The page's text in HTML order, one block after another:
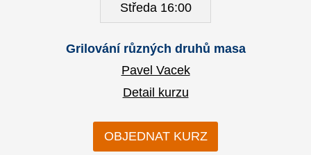
Středa 16:00
Grilování různých druhů masa
Pavel Vacek
Detail kurzu
OBJEDNAT KURZ